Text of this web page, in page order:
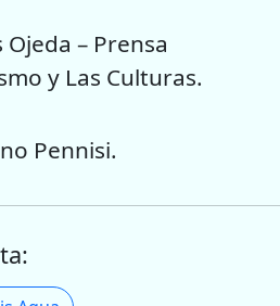
– Prensa
y Las Culturas.
Pennisi.